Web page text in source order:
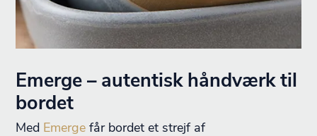
Emerge – autentisk håndværk til
bordet
Med Emerge får bordet et strejf af